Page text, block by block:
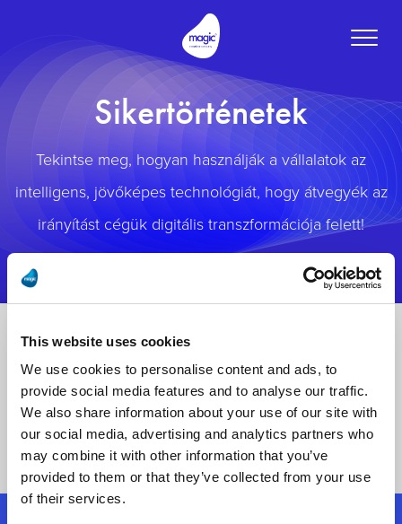
This website uses cookies
We use cookies to personalise content and ads, to
provide social media features and to analyse our traffic.
We also share information about your use of our site with
our social media, advertising and analytics partners who
may combine it with other information that you’ve
provided to them or that they’ve collected from your use
of their services.
Toggle
Sikertörténetek
Tekintse meg, hogyan használják a vállalatok az
intelligens, jövőképes technológiát, hogy átvegyék az
irányítást cégük digitális transzformációja felett!